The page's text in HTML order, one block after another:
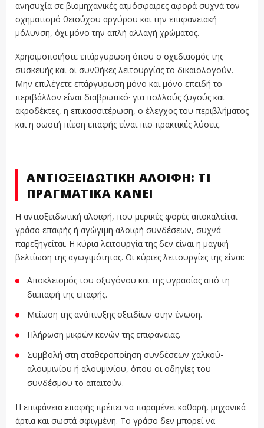
ανησυχία σε βιομηχανικές ατμόσφαιρες αφορά συχνά τον
σχηματισμό θειούχου αργύρου και την επιφανειακή
μόλυνση, όχι μόνο την απλή αλλαγή χρώματος.
Χρησιμοποιήστε επάργυρωση όπου ο σχεδιασμός της
συσκευής και οι συνθήκες λειτουργίας το δικαιολογούν.
Μην επιλέγετε επάργυρωση μόνο και μόνο επειδή το
περιβάλλον είναι διαβρωτικό· για πολλούς ζυγούς και
ακροδέκτες, η επικασσιτέρωση, ο έλεγχος του περιβλήματος
και η σωστή πίεση επαφής είναι πιο πρακτικές λύσεις.
ΑΝΤΙΟΞΕΙΔΩΤΙΚΉ ΑΛΟΙΦΉ: ΤΙ
ΠΡΑΓΜΑΤΙΚΆ ΚΆΝΕΙ
Η αντιοξειδωτική αλοιφή, που μερικές φορές αποκαλείται
γράσο επαφής ή αγώγιμη αλοιφή συνδέσεων, συχνά
παρεξηγείται. Η κύρια λειτουργία της δεν είναι η μαγική
βελτίωση της αγωγιμότητας. Οι κύριες λειτουργίες της είναι:
Αποκλεισμός του οξυγόνου και της υγρασίας από τη
διεπαφή της επαφής.
Μείωση της ανάπτυξης οξειδίων στην ένωση.
Πλήρωση μικρών κενών της επιφάνειας.
Συμβολή στη σταθεροποίηση συνδέσεων χαλκού-
αλουμινίου ή αλουμινίου, όπου οι οδηγίες του
συνδέσμου το απαιτούν.
Η επιφάνεια επαφής πρέπει να παραμένει καθαρή, μηχανικά
άρτια και σωστά σφιγμένη. Το γράσο δεν μπορεί να